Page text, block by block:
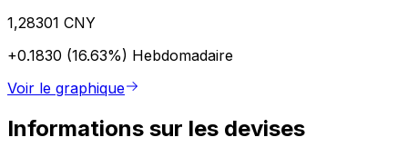
1,28301 CNY
+0.1830 (16.63%) Hebdomadaire
Voir le graphique
Informations sur les devises